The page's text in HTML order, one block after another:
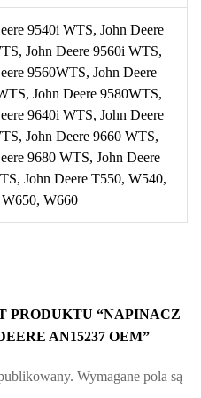
9540i WTS, John Deere
John Deere 9560i WTS,
9560WTS, John Deere
John Deere 9580WTS,
9640i WTS, John Deere
John Deere 9660 WTS,
9680 WTS, John Deere
John Deere T550, W540,
W660
PRODUKTU “NAPINACZ
AN15237 OEM”
Wymagane pola są